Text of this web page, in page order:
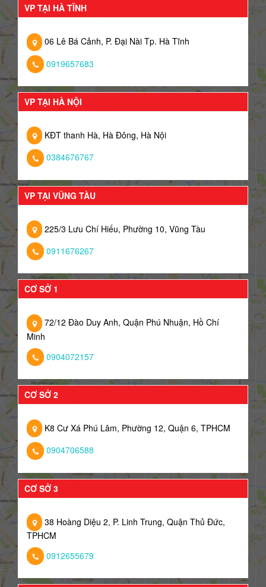
VP TẠI HÀ TĨNH
06 Lê Bá Cảnh, P. Đại Nài Tp. Hà Tĩnh
0919657683
VP TẠI HÀ NỘI
KĐT thanh Hà, Hà Đông, Hà Nội
0384676767
VP TẠI VŨNG TÀU
225/3 Lưu Chí Hiếu, Phường 10, Vũng Tàu
0911676267
CƠ SỞ 1
72/12 Đào Duy Anh, Quận Phú Nhuận, Hồ Chí
Minh
0904072157
CƠ SỞ 2
K8 Cư Xá Phú Lâm, Phường 12, Quận 6, TPHCM
0904706588
CƠ SỞ 3
38 Hoàng Diệu 2, P. Linh Trung, Quận Thủ Đức,
TPHCM
0912655679